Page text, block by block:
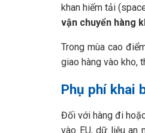
khan hiếm tải
vận chuyển hàng
Trong mùa cao
giao hàng vào kho,
Phụ phí khai
Đối với hàng đi
vào EU, dữ liệu an